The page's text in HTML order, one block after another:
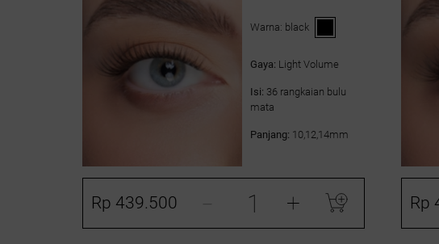
Warna: black
Gaya: Light Volume
Isi: 36 rangkaian bulu
mata
Panjang: 10,12,14mm
Rp 439.500 + Rp